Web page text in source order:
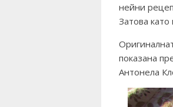
нейни
Затова
показана
Антонела